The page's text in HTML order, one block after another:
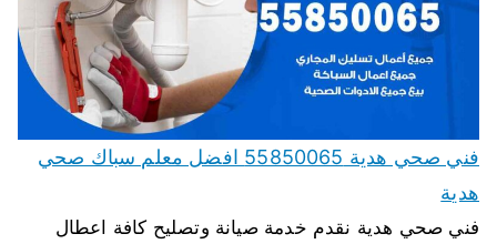
فني صحي هدية 55850065 افضل معلم سباك صحي
هدية
فني صحي هدية نقدم خدمة صيانة وتصليح كافة اعطال